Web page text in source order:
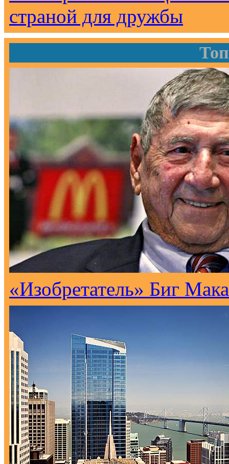
страной для дружбы
«Изобретатель» Биг